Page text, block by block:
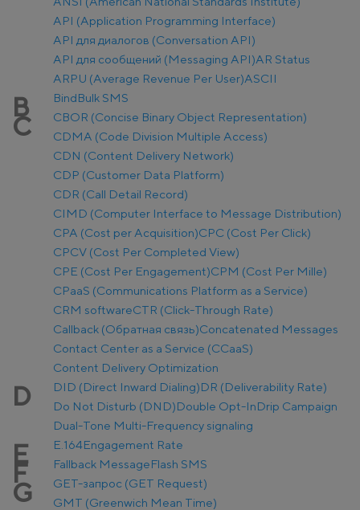
API (Application Programming Interface)
API для диалогов (Conversation API)
API для сообщений (Messaging API)AR Status
ARPU (Average Revenue Per User)ASCII
B BindBulk SMS
C
CBOR (Concise Binary Object Representation)
CDMA (Code Division Multiple Access)
CDN (Content Delivery Network)
CDP (Customer Data Platform)
CDR (Call Detail Record)
CIMD (Computer Interface to Message Distribution)
CPA (Cost per Acquisition)CPC (Cost Per Click)
CPCV (Cost Per Completed View)
CPE (Cost Per Engagement)CPM (Cost Per Mille)
CPaaS (Communications Platform as a Service)
CRM softwareCTR (Click-Through Rate)
Callback (Обратная связь)Concatenated Messages
Contact Center as a Service (CCaaS)
Content Delivery Optimization
D DID (Direct Inward Dialing)DR (Deliverability Rate)
Do Not Disturb (DND)Double Opt-InDrip Campaign
Dual-Tone Multi-Frequency signaling
E E.164Engagement Rate
F Fallback MessageFlash SMS
G
GET-запрос (GET Request)
GMT (Greenwich Mean Time)